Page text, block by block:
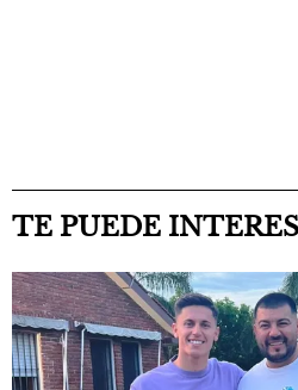
TE PUEDE